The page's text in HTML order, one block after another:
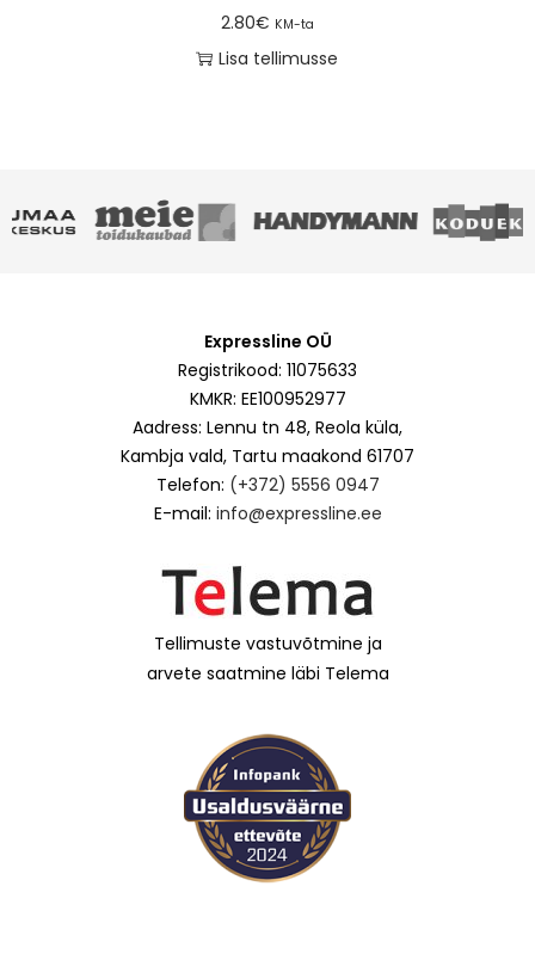
2.80€ KM-ta
Lisa tellimusse
Expressline OÜ
Registrikood: 11075633
KMKR: EE100952977
Aadress: Lennu tn 48, Reola küla,
Kambja vald, Tartu maakond 61707
Telefon: (+372) 5556 0947
E-mail: info@expressline.ee
Tellimuste vastuvõtmine ja
arvete saatmine läbi Telema